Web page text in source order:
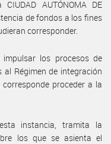
AUTÓNOMA DE
de fondos a los fines
corresponder.
los procesos de
Régimen de integración
proceder a la
instancia, tramita la
los que se asienta el